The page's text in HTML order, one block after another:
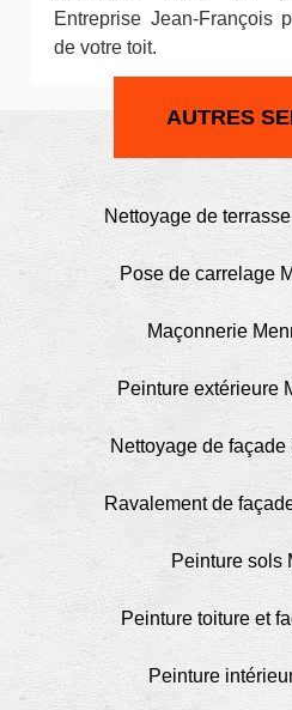
Entreprise Jean-François
de votre toit.
AUTRES
Nettoyage de
Pose de carrelage
Maçonnerie
Peinture extérieure
Nettoyage de
Ravalement de
Peinture sols
Peinture toiture et
Peinture